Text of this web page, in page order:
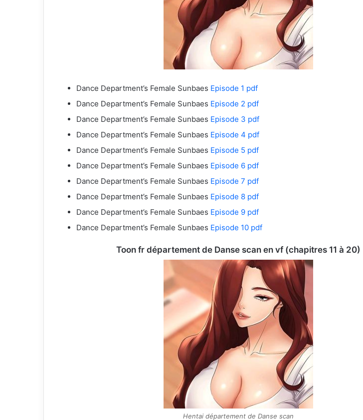
Dance Department’s Female Sunbaes Episode 1 pdf
Dance Department’s Female Sunbaes Episode 2 pdf
Dance Department’s Female Sunbaes Episode 3 pdf
Dance Department’s Female Sunbaes Episode 4 pdf
Dance Department’s Female Sunbaes Episode 5 pdf
Dance Department’s Female Sunbaes Episode 6 pdf
Dance Department’s Female Sunbaes Episode 7 pdf
Dance Department’s Female Sunbaes Episode 8 pdf
Dance Department’s Female Sunbaes Episode 9 pdf
Dance Department’s Female Sunbaes Episode 10 pdf
Toon fr département de Danse scan en vf (chapitres 11 à 20)
Hentai département de Danse scan